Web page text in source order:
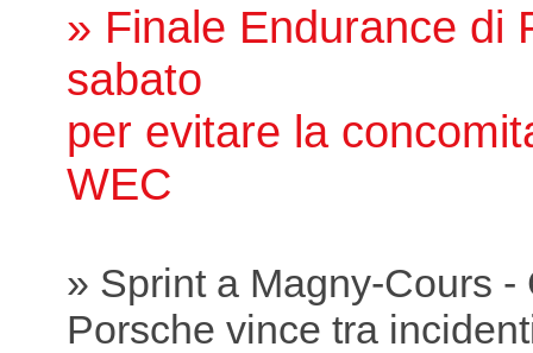
» Finale Endurance di
sabato
per evitare la
WEC
» Sprint a Magny-Cours -
Porsche vince tra